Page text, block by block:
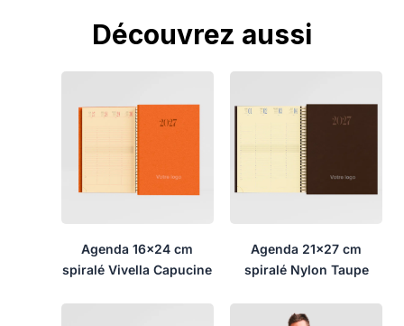
Découvrez aussi
Agenda 16×24 cm
spiralé Vivella Capucine
Agenda 21×27 cm
spiralé Nylon Taupe